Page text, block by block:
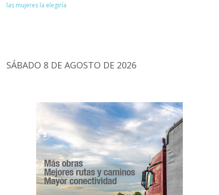
las mujeres la elegiría
SÁBADO 8 DE AGOSTO DE 2026